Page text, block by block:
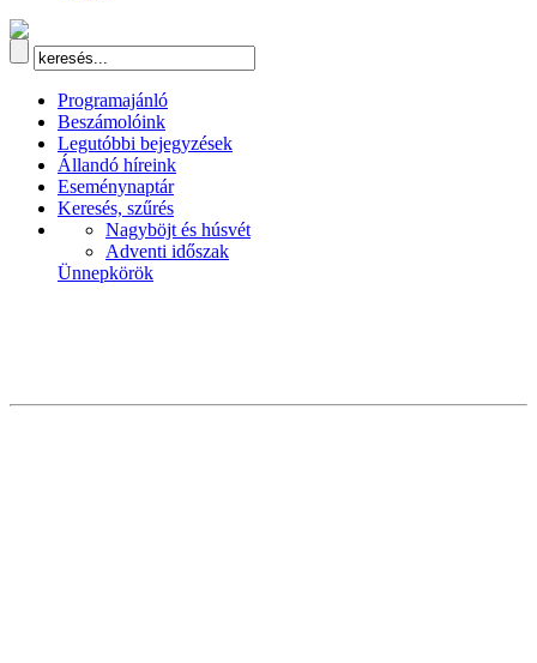
Programajánló
Beszámolóink
Legutóbbi bejegyzések
Állandó híreink
Eseménynaptár
Keresés, szűrés
Nagyböjt és húsvét
Adventi időszak
Ünnepkörök